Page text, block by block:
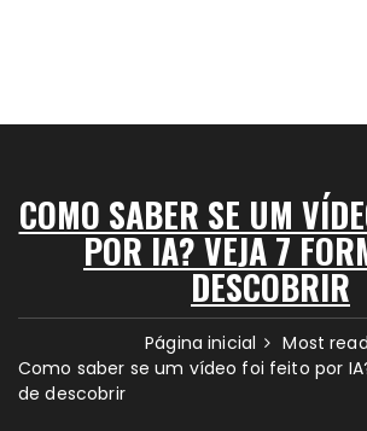
COMO SABER SE UM
POR IA? VEJA 7
DESCOBRIR
Página inicial
Most read
Como saber se um vídeo foi feito por
de descobrir